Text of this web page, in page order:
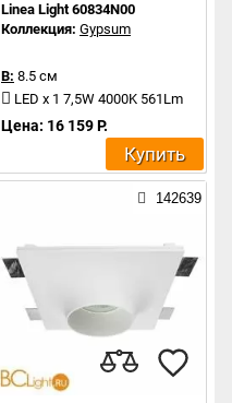
Linea Light 60834N00
Коллекция: Gypsum
В: 8.5 см
LED x 1 7,5W 4000K 561Lm
Цена: 16 159 Р.
Купить
142639